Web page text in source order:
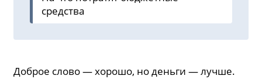
средства
Доброе слово — хорошо, но деньги — лучше.